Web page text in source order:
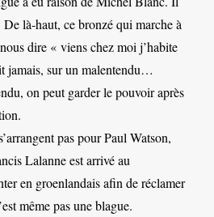
là-haut, ce bronzé qui marche à
dire « viens chez moi j’habite
jamais, sur un malentendu…
on peut garder le pouvoir après
pas pour Paul Watson,
Lalanne est arrivé au
en groenlandais afin de réclamer
même pas une blague.